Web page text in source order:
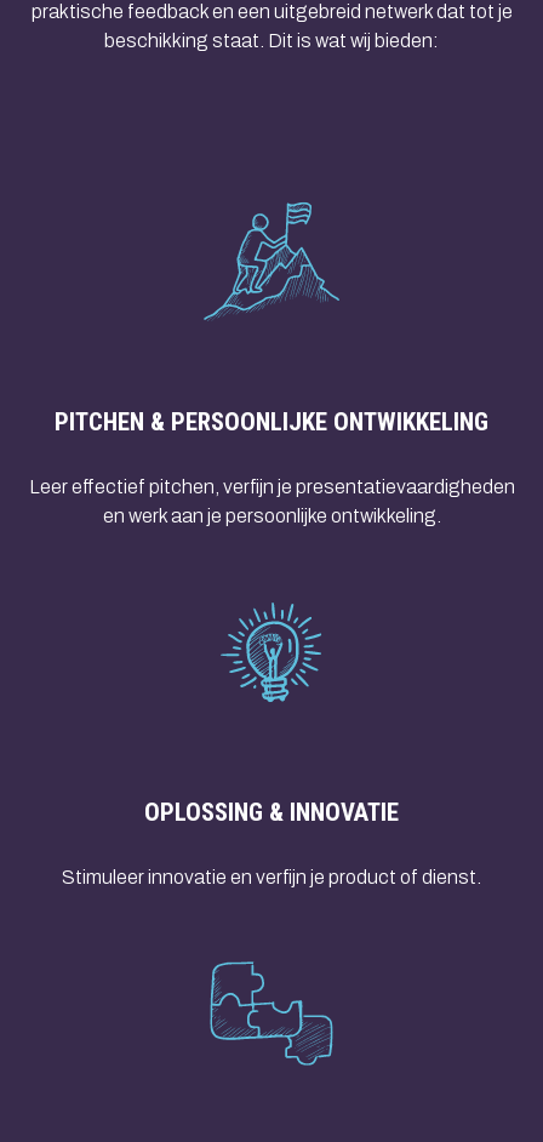
praktische feedback en een uitgebreid netwerk dat tot je
beschikking staat. Dit is wat wij bieden:
PITCHEN & PERSOONLIJKE ONTWIKKELING
Leer effectief pitchen, verfijn je presentatievaardigheden
en werk aan je persoonlijke ontwikkeling.
OPLOSSING & INNOVATIE
Stimuleer innovatie en verfijn je product of dienst.